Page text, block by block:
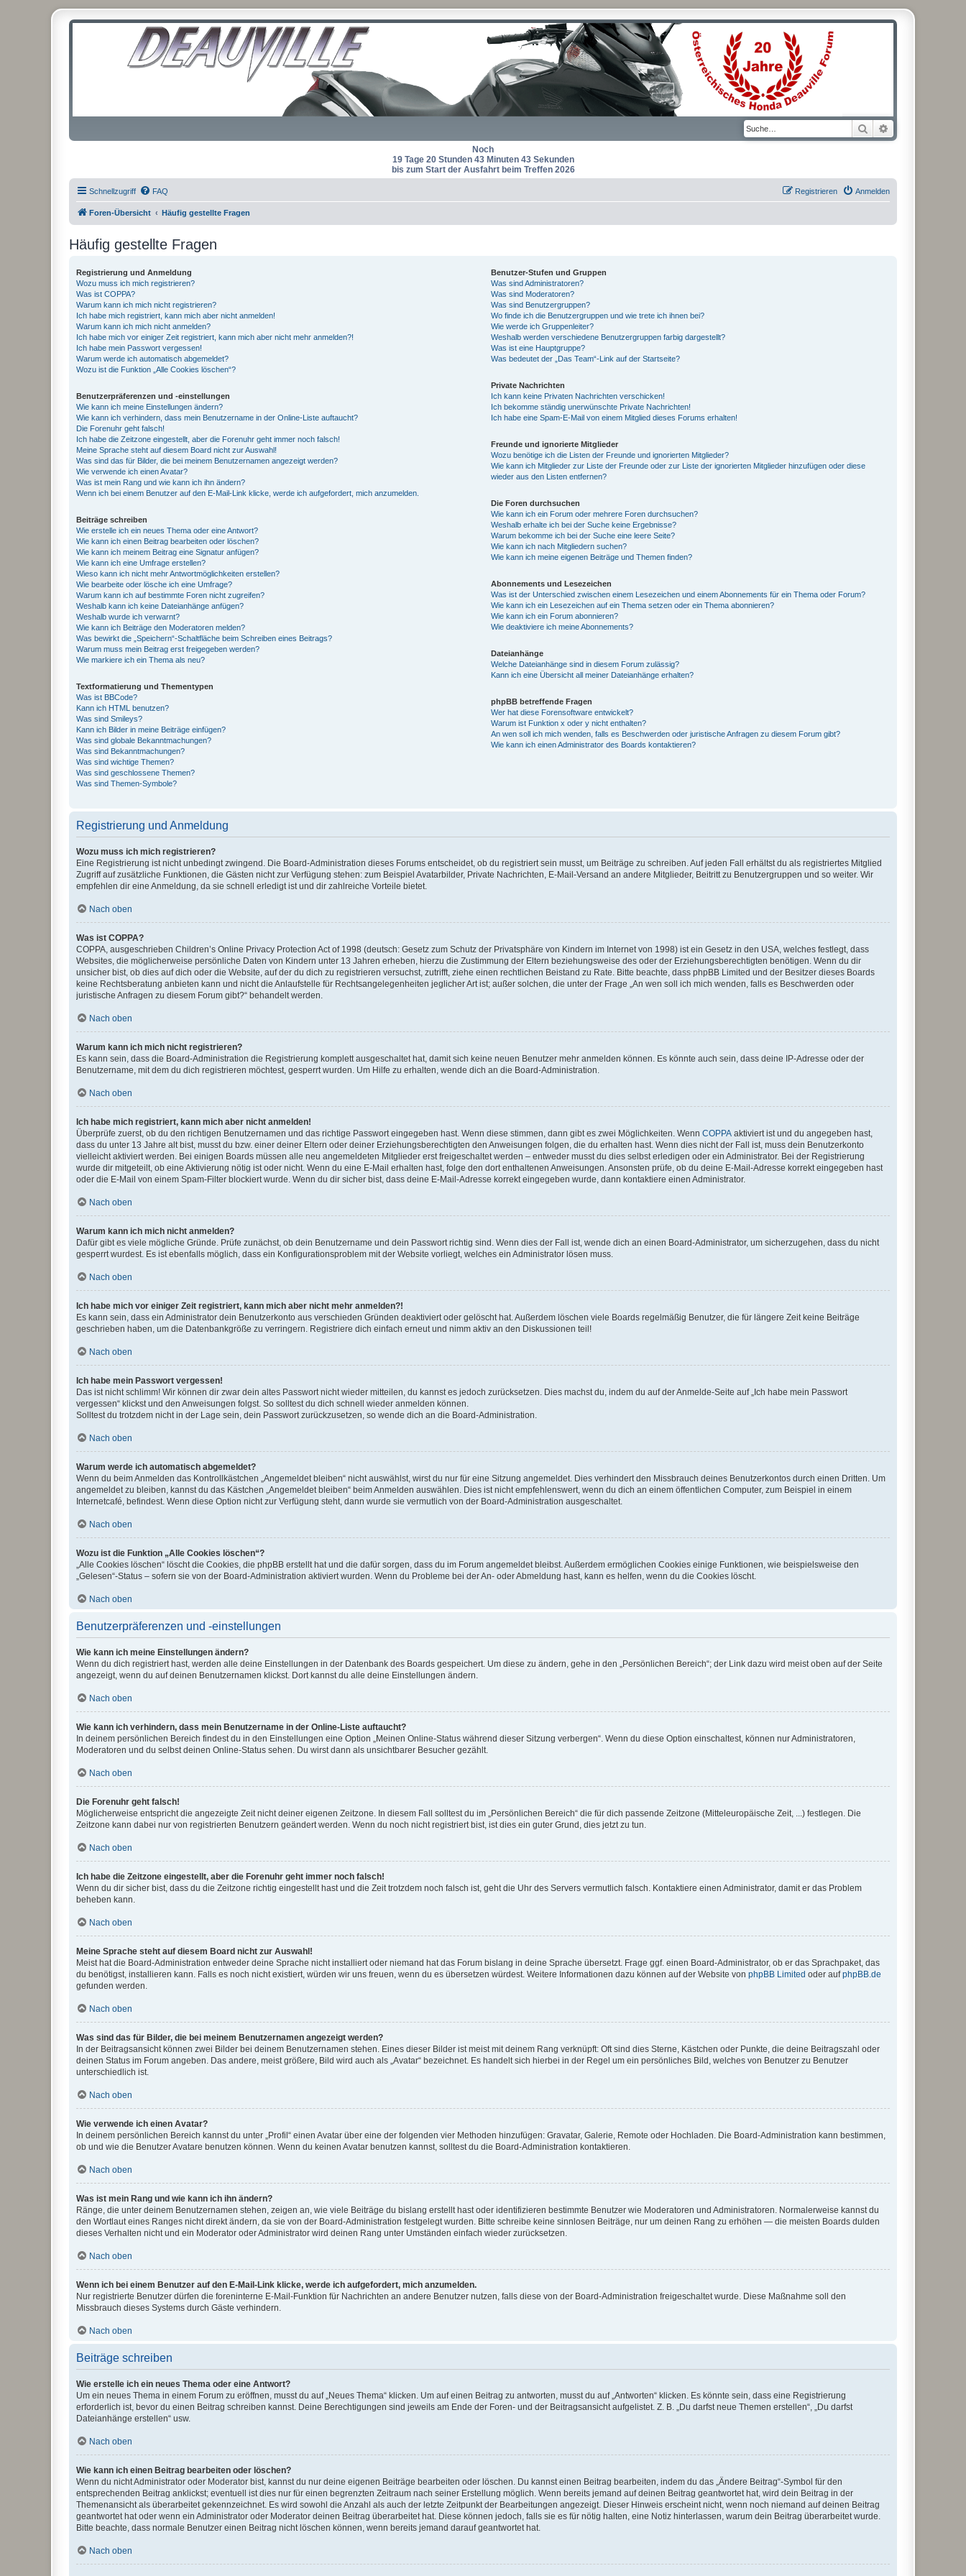
Suche
Noch
19 Tage 20 Stunden 43 Minuten 42 Sekunden
bis zum Start der Ausfahrt beim Treffen 2026
Schnellzugriff FAQ Anmelden
Registrieren
Foren-Übersicht Häufig gestellte Fragen
Häufig gestellte Fragen
Registrierung und Anmeldung
Wozu muss ich mich registrieren?
Was ist COPPA?
Warum kann ich mich nicht registrieren?
Ich habe mich registriert, kann mich aber nicht anmelden!
Warum kann ich mich nicht anmelden?
Ich habe mich vor einiger Zeit registriert, kann mich aber nicht mehr anmelden?!
Ich habe mein Passwort vergessen!
Warum werde ich automatisch abgemeldet?
Wozu ist die Funktion „Alle Cookies löschen“?
Benutzerpräferenzen und -einstellungen
Wie kann ich meine Einstellungen ändern?
Wie kann ich verhindern, dass mein Benutzername in der Online-Liste auftaucht?
Die Forenuhr geht falsch!
Ich habe die Zeitzone eingestellt, aber die Forenuhr geht immer noch falsch!
Meine Sprache steht auf diesem Board nicht zur Auswahl!
Was sind das für Bilder, die bei meinem Benutzernamen angezeigt werden?
Wie verwende ich einen Avatar?
Was ist mein Rang und wie kann ich ihn ändern?
Wenn ich bei einem Benutzer auf den E-Mail-Link klicke, werde ich aufgefordert, mich anzumelden.
Beiträge schreiben
Wie erstelle ich ein neues Thema oder eine Antwort?
Wie kann ich einen Beitrag bearbeiten oder löschen?
Wie kann ich meinem Beitrag eine Signatur anfügen?
Wie kann ich eine Umfrage erstellen?
Wieso kann ich nicht mehr Antwortmöglichkeiten erstellen?
Wie bearbeite oder lösche ich eine Umfrage?
Warum kann ich auf bestimmte Foren nicht zugreifen?
Weshalb kann ich keine Dateianhänge anfügen?
Weshalb wurde ich verwarnt?
Wie kann ich Beiträge den Moderatoren melden?
Was bewirkt die „Speichern“-Schaltfläche beim Schreiben eines Beitrags?
Warum muss mein Beitrag erst freigegeben werden?
Wie markiere ich ein Thema als neu?
Textformatierung und Thementypen
Was ist BBCode?
Kann ich HTML benutzen?
Was sind Smileys?
Kann ich Bilder in meine Beiträge einfügen?
Was sind globale Bekanntmachungen?
Was sind Bekanntmachungen?
Was sind wichtige Themen?
Was sind geschlossene Themen?
Was sind Themen-Symbole?
Benutzer-Stufen und Gruppen
Was sind Administratoren?
Was sind Moderatoren?
Was sind Benutzergruppen?
Wo finde ich die Benutzergruppen und wie trete ich ihnen bei?
Wie werde ich Gruppenleiter?
Weshalb werden verschiedene Benutzergruppen farbig dargestellt?
Was ist eine Hauptgruppe?
Was bedeutet der „Das Team“-Link auf der Startseite?
Private Nachrichten
Ich kann keine Privaten Nachrichten verschicken!
Ich bekomme ständig unerwünschte Private Nachrichten!
Ich habe eine Spam-E-Mail von einem Mitglied dieses Forums erhalten!
Freunde und ignorierte Mitglieder
Wozu benötige ich die Listen der Freunde und ignorierten Mitglieder?
Wie kann ich Mitglieder zur Liste der Freunde oder zur Liste der ignorierten Mitglieder hinzufügen oder diese
wieder aus den Listen entfernen?
Die Foren durchsuchen
Wie kann ich ein Forum oder mehrere Foren durchsuchen?
Weshalb erhalte ich bei der Suche keine Ergebnisse?
Warum bekomme ich bei der Suche eine leere Seite?
Wie kann ich nach Mitgliedern suchen?
Wie kann ich meine eigenen Beiträge und Themen finden?
Abonnements und Lesezeichen
Was ist der Unterschied zwischen einem Lesezeichen und einem Abonnements für ein Thema oder Forum?
Wie kann ich ein Lesezeichen auf ein Thema setzen oder ein Thema abonnieren?
Wie kann ich ein Forum abonnieren?
Wie deaktiviere ich meine Abonnements?
Dateianhänge
Welche Dateianhänge sind in diesem Forum zulässig?
Kann ich eine Übersicht all meiner Dateianhänge erhalten?
phpBB betreffende Fragen
Wer hat diese Forensoftware entwickelt?
Warum ist Funktion x oder y nicht enthalten?
An wen soll ich mich wenden, falls es Beschwerden oder juristische Anfragen zu diesem Forum gibt?
Wie kann ich einen Administrator des Boards kontaktieren?
Registrierung und Anmeldung
Wozu muss ich mich registrieren?
Eine Registrierung ist nicht unbedingt zwingend. Die Board-Administration dieses Forums entscheidet, ob du registriert sein musst, um Beiträge zu schreiben. Auf jeden Fall erhältst du als registriertes Mitglied
Zugriff auf zusätzliche Funktionen, die Gästen nicht zur Verfügung stehen: zum Beispiel Avatarbilder, Private Nachrichten, E-Mail-Versand an andere Mitglieder, Beitritt zu Benutzergruppen und so weiter. Wir
empfehlen dir eine Anmeldung, da sie schnell erledigt ist und dir zahlreiche Vorteile bietet.
Nach oben
Was ist COPPA?
COPPA, ausgeschrieben Children’s Online Privacy Protection Act of 1998 (deutsch: Gesetz zum Schutz der Privatsphäre von Kindern im Internet von 1998) ist ein Gesetz in den USA, welches festlegt, dass
Websites, die möglicherweise persönliche Daten von Kindern unter 13 Jahren erheben, hierzu die Zustimmung der Eltern beziehungsweise des oder der Erziehungsberechtigten benötigen. Wenn du dir
unsicher bist, ob dies auf dich oder die Website, auf der du dich zu registrieren versuchst, zutrifft, ziehe einen rechtlichen Beistand zu Rate. Bitte beachte, dass phpBB Limited und der Besitzer dieses Boards
keine Rechtsberatung anbieten kann und nicht die Anlaufstelle für Rechtsangelegenheiten jeglicher Art ist; außer solchen, die unter der Frage „An wen soll ich mich wenden, falls es Beschwerden oder
juristische Anfragen zu diesem Forum gibt?“ behandelt werden.
Nach oben
Warum kann ich mich nicht registrieren?
Es kann sein, dass die Board-Administration die Registrierung komplett ausgeschaltet hat, damit sich keine neuen Benutzer mehr anmelden können. Es könnte auch sein, dass deine IP-Adresse oder der
Benutzername, mit dem du dich registrieren möchtest, gesperrt wurden. Um Hilfe zu erhalten, wende dich an die Board-Administration.
Nach oben
Ich habe mich registriert, kann mich aber nicht anmelden!
Überprüfe zuerst, ob du den richtigen Benutzernamen und das richtige Passwort eingegeben hast. Wenn diese stimmen, dann gibt es zwei Möglichkeiten. Wenn COPPA aktiviert ist und du angegeben hast,
dass du unter 13 Jahre alt bist, musst du bzw. einer deiner Eltern oder deiner Erziehungsberechtigten den Anweisungen folgen, die du erhalten hast. Wenn dies nicht der Fall ist, muss dein Benutzerkonto
vielleicht aktiviert werden. Bei einigen Boards müssen alle neu angemeldeten Mitglieder erst freigeschaltet werden – entweder musst du dies selbst erledigen oder ein Administrator. Bei der Registrierung
wurde dir mitgeteilt, ob eine Aktivierung nötig ist oder nicht. Wenn du eine E-Mail erhalten hast, folge den dort enthaltenen Anweisungen. Ansonsten prüfe, ob du deine E-Mail-Adresse korrekt eingegeben hast
oder die E-Mail von einem Spam-Filter blockiert wurde. Wenn du dir sicher bist, dass deine E-Mail-Adresse korrekt eingegeben wurde, dann kontaktiere einen Administrator.
Nach oben
Warum kann ich mich nicht anmelden?
Dafür gibt es viele mögliche Gründe. Prüfe zunächst, ob dein Benutzername und dein Passwort richtig sind. Wenn dies der Fall ist, wende dich an einen Board-Administrator, um sicherzugehen, dass du nicht
gesperrt wurdest. Es ist ebenfalls möglich, dass ein Konfigurationsproblem mit der Website vorliegt, welches ein Administrator lösen muss.
Nach oben
Ich habe mich vor einiger Zeit registriert, kann mich aber nicht mehr anmelden?!
Es kann sein, dass ein Administrator dein Benutzerkonto aus verschieden Gründen deaktiviert oder gelöscht hat. Außerdem löschen viele Boards regelmäßig Benutzer, die für längere Zeit keine Beiträge
geschrieben haben, um die Datenbankgröße zu verringern. Registriere dich einfach erneut und nimm aktiv an den Diskussionen teil!
Nach oben
Ich habe mein Passwort vergessen!
Das ist nicht schlimm! Wir können dir zwar dein altes Passwort nicht wieder mitteilen, du kannst es jedoch zurücksetzen. Dies machst du, indem du auf der Anmelde-Seite auf „Ich habe mein Passwort
vergessen“ klickst und den Anweisungen folgst. So solltest du dich schnell wieder anmelden können.
Solltest du trotzdem nicht in der Lage sein, dein Passwort zurückzusetzen, so wende dich an die Board-Administration.
Nach oben
Warum werde ich automatisch abgemeldet?
Wenn du beim Anmelden das Kontrollkästchen „Angemeldet bleiben“ nicht auswählst, wirst du nur für eine Sitzung angemeldet. Dies verhindert den Missbrauch deines Benutzerkontos durch einen Dritten. Um
angemeldet zu bleiben, kannst du das Kästchen „Angemeldet bleiben“ beim Anmelden auswählen. Dies ist nicht empfehlenswert, wenn du dich an einem öffentlichen Computer, zum Beispiel in einem
Internetcafé, befindest. Wenn diese Option nicht zur Verfügung steht, dann wurde sie vermutlich von der Board-Administration ausgeschaltet.
Nach oben
Wozu ist die Funktion „Alle Cookies löschen“?
„Alle Cookies löschen“ löscht die Cookies, die phpBB erstellt hat und die dafür sorgen, dass du im Forum angemeldet bleibst. Außerdem ermöglichen Cookies einige Funktionen, wie beispielsweise den
„Gelesen“-Status – sofern sie von der Board-Administration aktiviert wurden. Wenn du Probleme bei der An- oder Abmeldung hast, kann es helfen, wenn du die Cookies löscht.
Nach oben
Benutzerpräferenzen und -einstellungen
Wie kann ich meine Einstellungen ändern?
Wenn du dich registriert hast, werden alle deine Einstellungen in der Datenbank des Boards gespeichert. Um diese zu ändern, gehe in den „Persönlichen Bereich“; der Link dazu wird meist oben auf der Seite
angezeigt, wenn du auf deinen Benutzernamen klickst. Dort kannst du alle deine Einstellungen ändern.
Nach oben
Wie kann ich verhindern, dass mein Benutzername in der Online-Liste auftaucht?
In deinem persönlichen Bereich findest du in den Einstellungen eine Option „Meinen Online-Status während dieser Sitzung verbergen“. Wenn du diese Option einschaltest, können nur Administratoren,
Moderatoren und du selbst deinen Online-Status sehen. Du wirst dann als unsichtbarer Besucher gezählt.
Nach oben
Die Forenuhr geht falsch!
Möglicherweise entspricht die angezeigte Zeit nicht deiner eigenen Zeitzone. In diesem Fall solltest du im „Persönlichen Bereich“ die für dich passende Zeitzone (Mitteleuropäische Zeit, ...) festlegen. Die
Zeitzone kann dabei nur von registrierten Benutzern geändert werden. Wenn du noch nicht registriert bist, ist dies ein guter Grund, dies jetzt zu tun.
Nach oben
Ich habe die Zeitzone eingestellt, aber die Forenuhr geht immer noch falsch!
Wenn du dir sicher bist, dass du die Zeitzone richtig eingestellt hast und die Zeit trotzdem noch falsch ist, geht die Uhr des Servers vermutlich falsch. Kontaktiere einen Administrator, damit er das Problem
beheben kann.
Nach oben
Meine Sprache steht auf diesem Board nicht zur Auswahl!
Meist hat die Board-Administration entweder deine Sprache nicht installiert oder niemand hat das Forum bislang in deine Sprache übersetzt. Frage ggf. einen Board-Administrator, ob er das Sprachpaket, das
du benötigst, installieren kann. Falls es noch nicht existiert, würden wir uns freuen, wenn du es übersetzen würdest. Weitere Informationen dazu können auf der Website von phpBB Limited oder aufphpBB.de
gefunden werden.
Nach oben
Was sind das für Bilder, die bei meinem Benutzernamen angezeigt werden?
In der Beitragsansicht können zwei Bilder bei deinem Benutzernamen stehen. Eines dieser Bilder ist meist mit deinem Rang verknüpft: Oft sind dies Sterne, Kästchen oder Punkte, die deine Beitragszahl oder
deinen Status im Forum angeben. Das andere, meist größere, Bild wird auch als „Avatar“ bezeichnet. Es handelt sich hierbei in der Regel um ein persönliches Bild, welches von Benutzer zu Benutzer
unterschiedlich ist.
Nach oben
Wie verwende ich einen Avatar?
In deinem persönlichen Bereich kannst du unter „Profil“ einen Avatar über eine der folgenden vier Methoden hinzufügen: Gravatar, Galerie, Remote oder Hochladen. Die Board-Administration kann bestimmen,
ob und wie die Benutzer Avatare benutzen können. Wenn du keinen Avatar benutzen kannst, solltest du die Board-Administration kontaktieren.
Nach oben
Was ist mein Rang und wie kann ich ihn ändern?
Ränge, die unter deinem Benutzernamen stehen, zeigen an, wie viele Beiträge du bislang erstellt hast oder identifizieren bestimmte Benutzer wie Moderatoren und Administratoren. Normalerweise kannst du
den Wortlaut eines Ranges nicht direkt ändern, da sie von der Board-Administration festgelegt wurden. Bitte schreibe keine sinnlosen Beiträge, nur um deinen Rang zu erhöhen — die meisten Boards dulden
dieses Verhalten nicht und ein Moderator oder Administrator wird deinen Rang unter Umständen einfach wieder zurücksetzen.
Nach oben
Wenn ich bei einem Benutzer auf den E-Mail-Link klicke, werde ich aufgefordert, mich anzumelden.
Nur registrierte Benutzer dürfen die foreninterne E-Mail-Funktion für Nachrichten an andere Benutzer nutzen, falls diese von der Board-Administration freigeschaltet wurde. Diese Maßnahme soll den
Missbrauch dieses Systems durch Gäste verhindern.
Nach oben
Beiträge schreiben
Wie erstelle ich ein neues Thema oder eine Antwort?
Um ein neues Thema in einem Forum zu eröffnen, musst du auf „Neues Thema“ klicken. Um auf einen Beitrag zu antworten, musst du auf „Antworten“ klicken. Es könnte sein, dass eine Registrierung
erforderlich ist, bevor du einen Beitrag schreiben kannst. Deine Berechtigungen sind jeweils am Ende der Foren- und der Beitragsansicht aufgelistet. Z. B. „Du darfst neue Themen erstellen“, „Du darfst
Dateianhänge erstellen“ usw.
Nach oben
Wie kann ich einen Beitrag bearbeiten oder löschen?
Wenn du nicht Administrator oder Moderator bist, kannst du nur deine eigenen Beiträge bearbeiten oder löschen. Du kannst einen Beitrag bearbeiten, indem du das „Ändere Beitrag“-Symbol für den
entsprechenden Beitrag anklickst; eventuell ist dies nur für einen begrenzten Zeitraum nach seiner Erstellung möglich. Wenn bereits jemand auf deinen Beitrag geantwortet hat, wird dein Beitrag in der
Themenansicht als überarbeitet gekennzeichnet. Es wird sowohl die Anzahl als auch der letzte Zeitpunkt der Bearbeitungen angezeigt. Dieser Hinweis erscheint nicht, wenn noch niemand auf deinen Beitrag
geantwortet hat oder wenn ein Administrator oder Moderator deinen Beitrag überarbeitet hat. Diese können jedoch, falls sie es für nötig halten, eine Notiz hinterlassen, warum dein Beitrag überarbeitet wurde.
Bitte beachte, dass normale Benutzer einen Beitrag nicht löschen können, wenn bereits jemand darauf geantwortet hat.
Nach oben